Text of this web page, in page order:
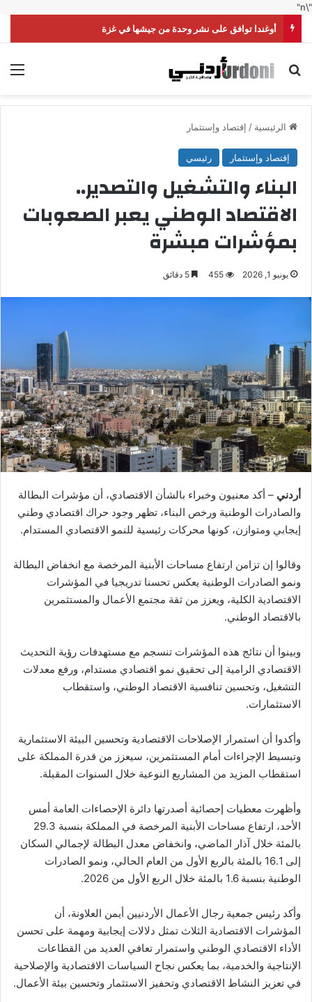
"\n"
أوغندا توافق على نشر وحدة من جيشها في غزة
بحث عن
الرئيسية / إقتصاد وإستثمار
إقتصاد وإستثمار رئيسي
البناء والتشغيل والتصدير..
الاقتصاد الوطني يعبر الصعوبات
بمؤشرات مبشرة
يونيو 1, 2026 455
أردني – أكد معنيون وخبراء بالشأن الاقتصادي، أن مؤشرات البطالة
والصادرات الوطنية ورخص البناء، تظهر وجود حراك اقتصادي وطني
إيجابي ومتوازن، كونها محركات رئيسية للنمو الاقتصادي المستدام.
وقالوا إن تزامن ارتفاع مساحات الأبنية المرخصة مع انخفاض البطالة
ونمو الصادرات الوطنية يعكس تحسنا تدريجيا في المؤشرات
الاقتصادية الكلية، ويعزز من ثقة مجتمع الأعمال والمستثمرين
بالاقتصاد الوطني.
وبينوا أن نتائج هذه المؤشرات تنسجم مع مستهدفات رؤية التحديث
الاقتصادي الرامية إلى تحقيق نمو اقتصادي مستدام، ورفع معدلات
التشغيل، وتحسين تنافسية الاقتصاد الوطني، واستقطاب
الاستثمارات.
وأكدوا أن استمرار الإصلاحات الاقتصادية وتحسين البيئة الاستثمارية
وتبسيط الإجراءات أمام المستثمرين، سيعزز من قدرة المملكة على
استقطاب المزيد من المشاريع النوعية خلال السنوات المقبلة.
وأظهرت معطيات إحصائية أصدرتها دائرة الإحصاءات العامة أمس
الأحد، ارتفاع مساحات الأبنية المرخصة في المملكة بنسبة 29.3
بالمئة خلال آذار الماضي، وانخفاض معدل البطالة لإجمالي السكان
إلى 16.1 بالمئة بالربع الأول من العام الحالي، ونمو الصادرات
الوطنية بنسبة 1.6 بالمئة خلال الربع الأول من 2026.
وأكد رئيس جمعية رجال الأعمال الأردنيين أيمن العلاونة، أن
المؤشرات الاقتصادية الثلاث تمثل دلالات إيجابية ومهمة على تحسن
الأداء الاقتصادي الوطني واستمرار تعافي العديد من القطاعات
الإنتاجية والخدمية، بما يعكس نجاح السياسات الاقتصادية والإصلاحية
في تعزيز النشاط الاقتصادي وتحفيز الاستثمار وتحسين بيئة الأعمال.